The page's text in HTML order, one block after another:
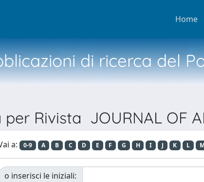
Home
di ricerca del
per Rivista JOURNAL OF
a: 0-9 A B C D E F G H I J K L
o inserisci le iniziali: